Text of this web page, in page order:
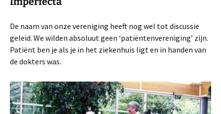
De naam van onze vereniging heeft nog wel tot discussie
geleid. We wilden absoluut geen ‘patiëntenvereniging’ zijn.
Patiënt ben je als je in het ziekenhuis ligt en in handen van
de dokters was.